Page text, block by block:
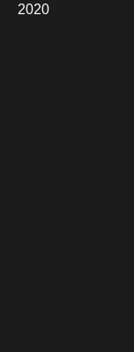
2020